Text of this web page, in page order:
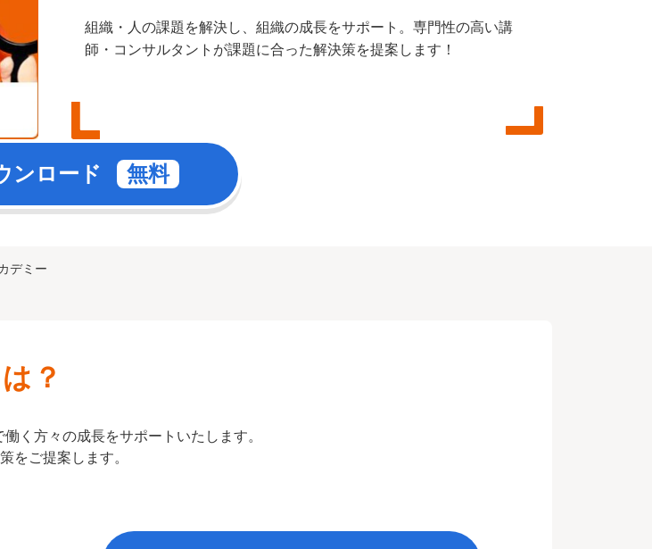
組織・人の課題を解決し、組織の成長をサポート。専門性の高い講
師・コンサルタントが課題に合った解決策を提案します！
ンロード
デミー
？
く方々の成長をサポートいたします。
をご提案します。